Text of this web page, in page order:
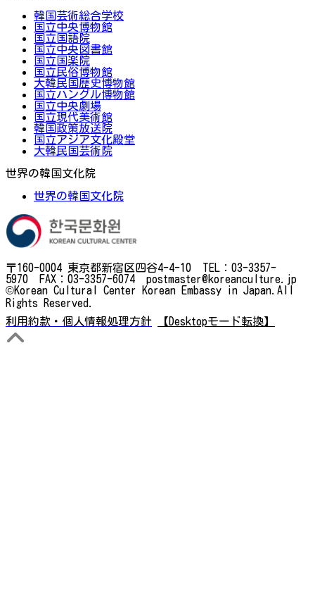
韓国芸術総合学校
国立中央博物館
国立国語院
国立中央図書館
国立国楽院
国立民俗博物館
大韓民国歴史博物館
国立ハングル博物館
国立中央劇場
国立現代美術館
韓国政策放送院
国立アジア文化殿堂
大韓民国芸術院
世界の韓国文化院
世界の韓国文化院
〒160-0004 東京都新宿区四谷4-4-10 TEL：03-3357-
5970 FAX：03-3357-6074 postmaster@koreanculture.jp
©Korean Cultural Center Korean Embassy in Japan.All
Rights Reserved.
利用約款・個人情報処理方針
【Desktopモード転換】